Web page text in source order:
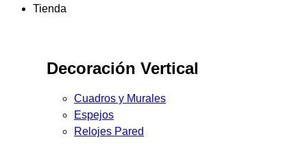
Tienda
Decoración Vertical
Cuadros y Murales
Espejos
Relojes Pared